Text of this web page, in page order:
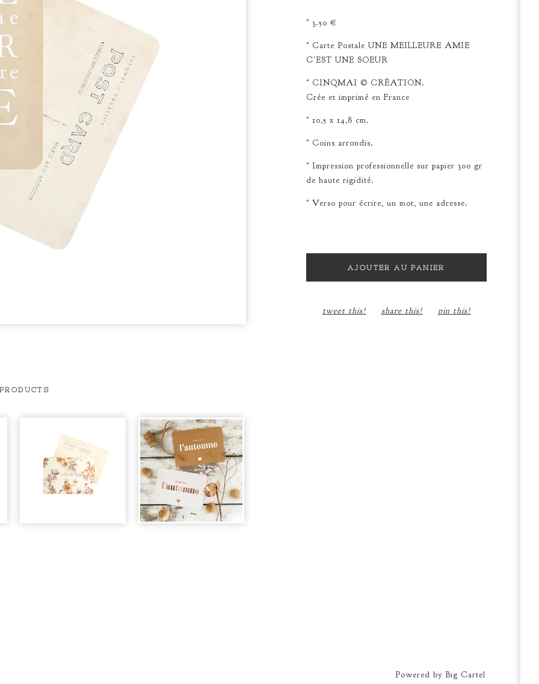
° 3.50 €
° Carte Postale UNE MEILLEURE AMIE
C'EST UNE SOEUR
° CINQMAI © CRÉATION.
Crée et imprimé en France
° 10,5 x 14,8 cm.
° Coins arrondis.
° Impression professionnelle sur papier 300 gr
de haute rigidité.
° Verso pour écrire, un mot, une adresse.
AJOUTER AU PANIER
tweet this! share this! pin this!
Powered by Big Cartel